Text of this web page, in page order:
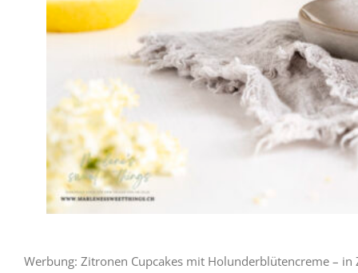
Werbung: Zitronen Cupcakes mit Holunderblütencreme –